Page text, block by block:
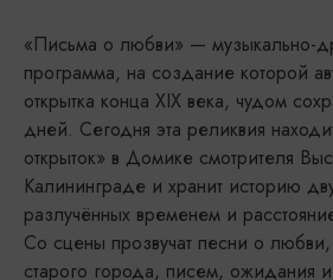
«Письма о любви» — музыкально-
программа, на создание которой
открытка конца XIX века, чудом
дней. Сегодня эта реликвия
открыток» в Домике смотрителя
Калининграде и хранит историю
разлучённых временем и
Со сцены прозвучат песни о
старого города, писем, ожидания